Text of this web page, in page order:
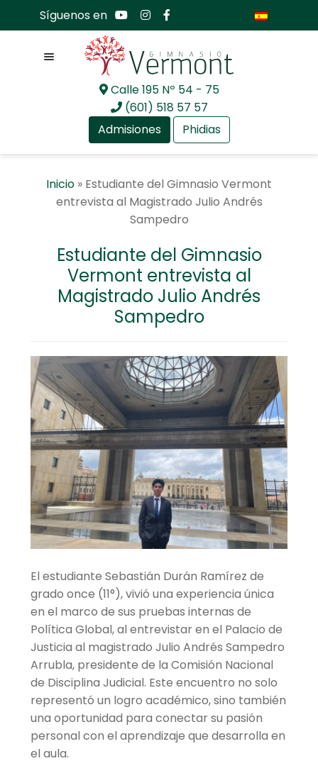
Síguenos en
Ir
a
la
Ir
al
contenido
Calle 195 Nº 54 - 75
(601) 518 57 57
Admisiones
Phidias
Menú
el
Mundo académico
Actualidad
Comunidad GV
hijo
Planetario y Observatorio
Accesos Rápidos
Expandir
el
menú
hijo
Inicio » Estudiante del Gimnasio Vermont
entrevista al Magistrado Julio Andrés
Sampedro
Estudiante del Gimnasio
Vermont entrevista al
Magistrado Julio Andrés
Sampedro
El estudiante Sebastián Durán Ramírez de
grado once (11°), vivió una experiencia única
en el marco de sus pruebas internas de
Política Global, al entrevistar en el Palacio de
Justicia al magistrado Julio Andrés Sampedro
Arrubla, presidente de la Comisión Nacional
de Disciplina Judicial. Este encuentro no solo
representó un logro académico, sino también
una oportunidad para conectar su pasión
personal con el aprendizaje que desarrolla en
el aula.